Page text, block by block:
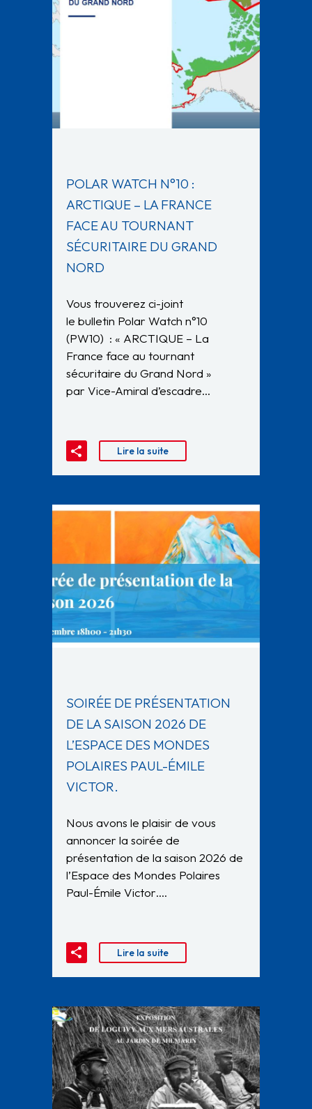
POLAR WATCH N°10 :
ARCTIQUE – LA FRANCE
FACE AU TOURNANT
SÉCURITAIRE DU GRAND
NORD
Vous trouverez ci-joint
le bulletin Polar Watch n°10
(PW10) : « ARCTIQUE – La
France face au tournant
sécuritaire du Grand Nord »
par Vice-Amiral d’escadre…
Lire la suite
SOIRÉE DE PRÉSENTATION
DE LA SAISON 2026 DE
L’ESPACE DES MONDES
POLAIRES PAUL-ÉMILE
VICTOR.
Nous avons le plaisir de vous
annoncer la soirée de
présentation de la saison 2026 de
l’Espace des Mondes Polaires
Paul-Émile Victor….
Lire la suite